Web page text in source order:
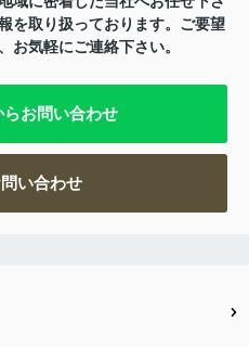
を取り扱っております。ご要望
お気軽にご連絡下さい。
お問い合わせ
い合わせ